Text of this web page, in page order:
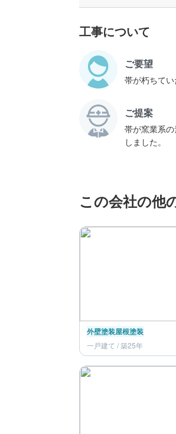
工事について
ご要望
帯が朽ちて
ご提案
帯が窯業系
しました。
この会社の他
外壁塗装屋根塗装
一戸建て / 築25年